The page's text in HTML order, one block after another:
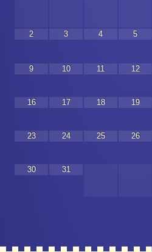
2 3 4 5
9 10 11 12
16 17 18 19
23 24 25 26
30 31